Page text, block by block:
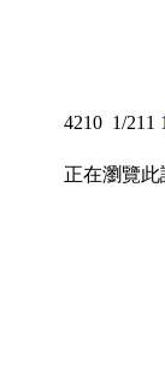
4210 1/211 1
正在瀏覽此